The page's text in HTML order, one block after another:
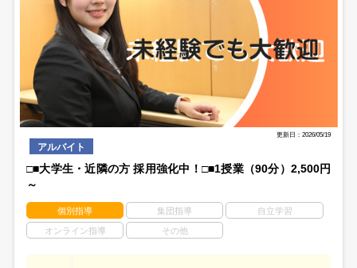
更新日：2026/05/19
アルバイト
□■大学生・近隣の方 採用強化中！□■1授業（90分）2,500円
～
個別指導 集団指導 自立学習
オンライン指導 その他